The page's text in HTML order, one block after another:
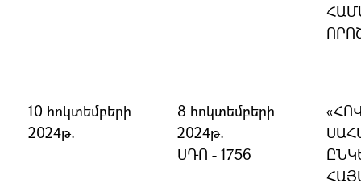
10 հոկտեմբերի
2024թ.
8 հոկտեմբերի
2024թ.
ՍԴՈ - 1756